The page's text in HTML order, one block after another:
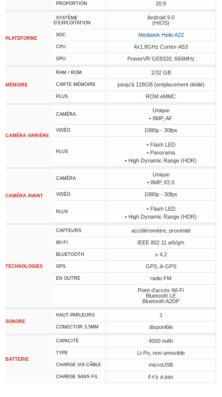
PROPORTION 20:9
PLATEFORME
SYSTÈME
D'EXPLOITATION
Android 9.0
(HIOS)
SOC Mediatek Helio A22
CPU 4x1.8GHz Cortex-A53
GPU PowerVR GE8320, 660MHz
MÉMOIRE
RAM / ROM 2/32 GB
CARTE MÉMOIRE jusqu'à 128GB (emplacement dédié)
PLUS ROM eMMC
CAMÉRA ARRIÈRE
CAMÉRA
Unique
• 8MP, AF
VIDÉO 1080p - 30fps
PLUS
• Flash LED
• Panorama
• High Dynamic Range (HDR)
CAMÉRA AVANT
CAMÉRA
Unique
• 8MP, f/2.0
VIDÉO 1080p - 30fps
PLUS
• Flash LED
• High Dynamic Range (HDR)
TECHNOLOGIES
CAPTEURS accéléromètre, proximité
WI-FI IEEE 802.11 a/b/g/n
BLUETOOTH v 4.2
GPS GPS, A-GPS
EN OUTRE
radio FM
Point d'accès Wi-Fi
Bluetooth LE
Bluetooth A2DP
SONORE
HAUT-PARLEURS 1
CONECTOR 3,5MM disponible
BATTERIE
CAPACITÉ 4000 mAh
TYPE Li-Po, non-amovible
CHARGE VIA CÂBLE microUSB
CHARGE SANS FIL il n'y a pas